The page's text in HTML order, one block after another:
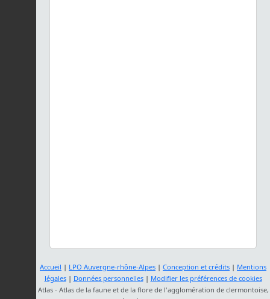
Accueil | LPO Auvergne-rhône-Alpes | Conception et crédits | Mentions
légales| Données personnelles| Modifier les préférences de cookies
Atlas - Atlas de la faune et de la flore de l'agglomération de clermontoise,